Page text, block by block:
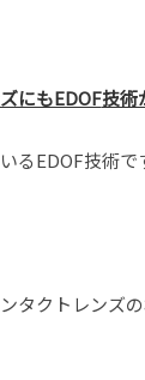
にもEDOF技術
るEDOF技術
タクトレンズ